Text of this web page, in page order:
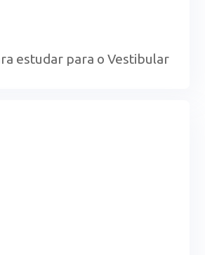
estudar para o Vestibular